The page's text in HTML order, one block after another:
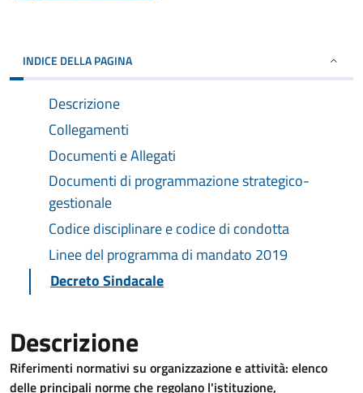
INDICE DELLA PAGINA
Descrizione
Collegamenti
Documenti e Allegati
Documenti di programmazione strategico-
gestionale
Codice disciplinare e codice di condotta
Linee del programma di mandato 2019
Decreto Sindacale
Descrizione
Riferimenti normativi su organizzazione e attività: elenco
delle principali norme che regolano l'istituzione,